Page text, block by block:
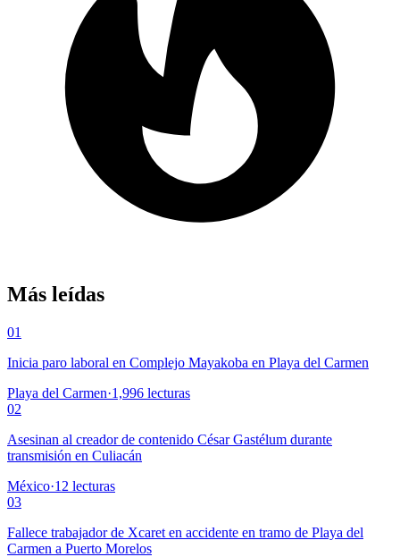
Más leídas
01
Inicia paro laboral en Complejo Mayakoba en Playa del Carmen
Playa del Carmen·1,996 lecturas
02
Asesinan al creador de contenido César Gastélum durante
transmisión en Culiacán
México·12 lecturas
03
Fallece trabajador de Xcaret en accidente en tramo de Playa del
Carmen a Puerto Morelos